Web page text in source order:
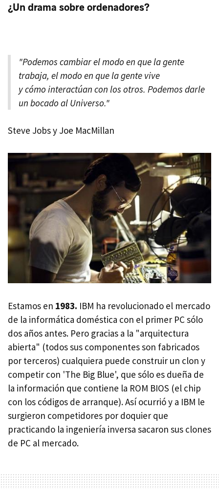
¿Un drama sobre ordenadores?
"Podemos cambiar el modo en que la gente
trabaja, el modo en que la gente vive
y cómo interactúan con los otros. Podemos darle
un bocado al Universo."
Steve Jobs y Joe MacMillan
Estamos en 1983. IBM ha revolucionado el mercado
de la informática doméstica con el primer PC sólo
dos años antes. Pero gracias a la "arquitectura
abierta" (todos sus componentes son fabricados
por terceros) cualquiera puede construir un clon y
competir con 'The Big Blue', que sólo es dueña de
la información que contiene la ROM BIOS (el chip
con los códigos de arranque). Así ocurrió y a IBM le
surgieron competidores por doquier que
practicando la ingeniería inversa sacaron sus clones
de PC al mercado.